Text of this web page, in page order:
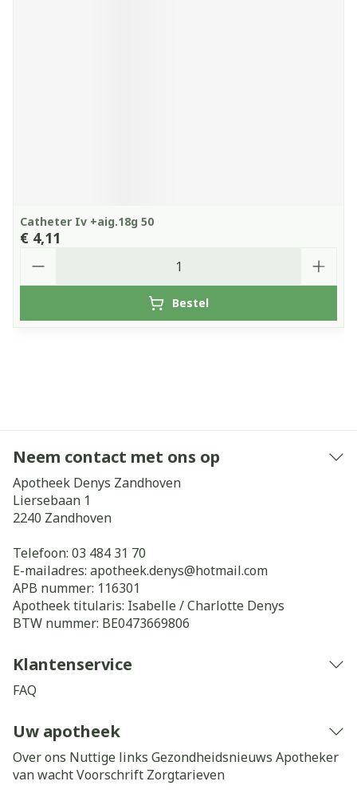
Catheter Iv +aig.18g 50
€ 4,11
Bestel
Neem contact met ons op
Apotheek Denys Zandhoven
Liersebaan 1
2240 Zandhoven
Telefoon: 03 484 31 70
E-mailadres: apotheek.denys@hotmail.com
APB nummer: 116301
Apotheek titularis: Isabelle / Charlotte Denys
BTW nummer: BE0473669806
Klantenservice
FAQ
Uw apotheek
Over ons Nuttige links Gezondheidsnieuws Apotheker
van wachtVoorschrift Zorgtarieven